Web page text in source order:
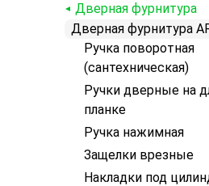
Дверная фурнитура
Дверная фурнитура
Ручка поворотная
(сантехническая)
Ручки дверные на
планке
Ручка нажимная
Защелки врезные
Накладки под